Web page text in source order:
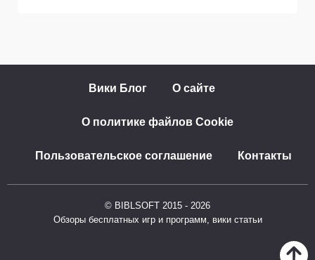
Вики Блог О сайте
О политике файлов Cookie
Пользовательское соглашение Контакты
© BIBLSOFT 2015 - 2026
Обзоры бесплатных игр и программ, вики статьи